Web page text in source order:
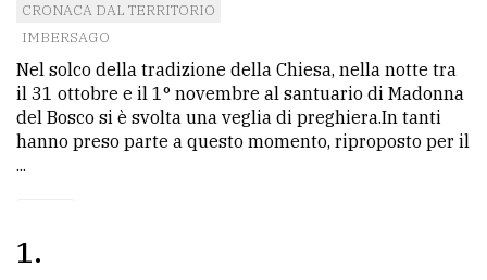
CRONACA DAL TERRITORIO
IMBERSAGO
Nel solco della tradizione della Chiesa, nella notte tra
il 31 ottobre e il 1° novembre al santuario di Madonna
del Bosco si è svolta una veglia di preghiera.In tanti
hanno preso parte a questo momento, riproposto per il
...
1